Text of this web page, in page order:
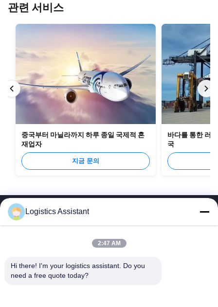
관련 서비스
중국부터 마닐라까지 하루 종일 국제적 혼
재업자
지금 문의
바다를 통한 러
국
Logistics Assistant
2:47 AM
Hi there! I'm your logistics assistant. Do you
need a free quote today?